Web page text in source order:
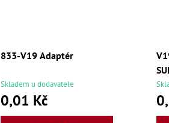
833-V19 Adaptér
Skladem u dodavatele
0,01 Kč